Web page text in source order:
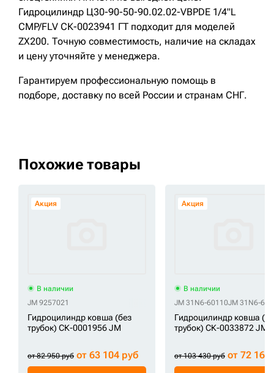
Гидроцилиндр Ц30-90-50-90.02.02-VBPDE 1/4"L
CMP/FLV СК-0023941 ГТ подходит для моделей
ZX200. Точную совместимость, наличие на складах
и цену уточняйте у менеджера.
Гарантируем профессиональную помощь в
подборе, доставку по всей России и странам СНГ.
Похожие товары
Акция
В наличии
JM 9257021
Гидроцилиндр ковша (без
трубок) СК-0001956 JM
от 82 950 руб от 63 104 руб
Акция
В наличии
JM 31N6-60110JM 31N6-
Гидроцилиндр ковша
трубок) СК-0033872 JM
от 103 430 руб от 72 163